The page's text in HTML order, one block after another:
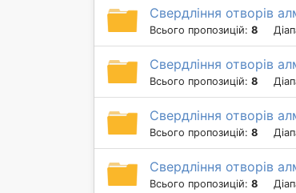
Свердління отворів
Всього пропозицій: 8
Свердління отворів
Всього пропозицій: 8
Свердління отворів
Всього пропозицій: 8
Свердління отворів
Всього пропозицій: 8